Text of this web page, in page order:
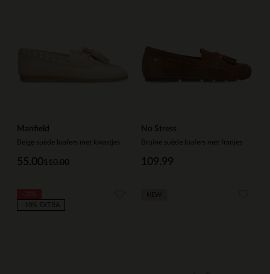
Manfield
Beige suède loafers met kwastjes
110.00
55.00
No Stress
Bruine suède loafers met franjes
109.99
-10% EXTRA